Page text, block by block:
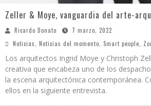
Zeller & Moye, vanguardia del arte-
Ricardo Donato
7 marzo, 2022
Noticias
Noticias del momento Smart people
Los arquitectos Ingrid Moye y Christoph
creativa que encabeza uno de los
la escena arquitectónica contemporánea.
ellos en la siguiente entrevista.